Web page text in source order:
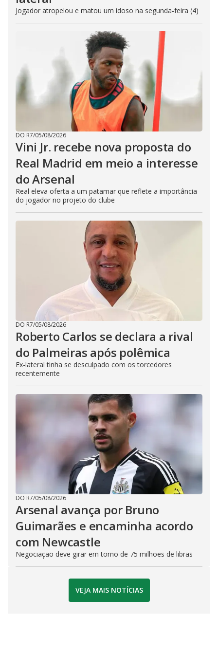
Jogador atropelou e matou um idoso na segunda-feira (4)
DO R7/05/08/2026
Vini Jr. recebe nova proposta do
Real Madrid em meio a interesse
do Arsenal
Real eleva oferta a um patamar que reflete a importância
do jogador no projeto do clube
DO R7/05/08/2026
Roberto Carlos se declara a rival
do Palmeiras após polêmica
Ex-lateral tinha se desculpado com os torcedores
recentemente
DO R7/05/08/2026
Arsenal avança por Bruno
Guimarães e encaminha acordo
com Newcastle
Negociação deve girar em torno de 75 milhões de libras
VEJA MAIS NOTÍCIAS